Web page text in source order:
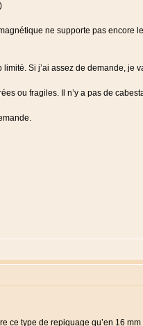
ne supporte pas
Si j’ai assez de demande, je
ou fragiles. Il n’y a pas de
ce type de repiquage qu’en 16